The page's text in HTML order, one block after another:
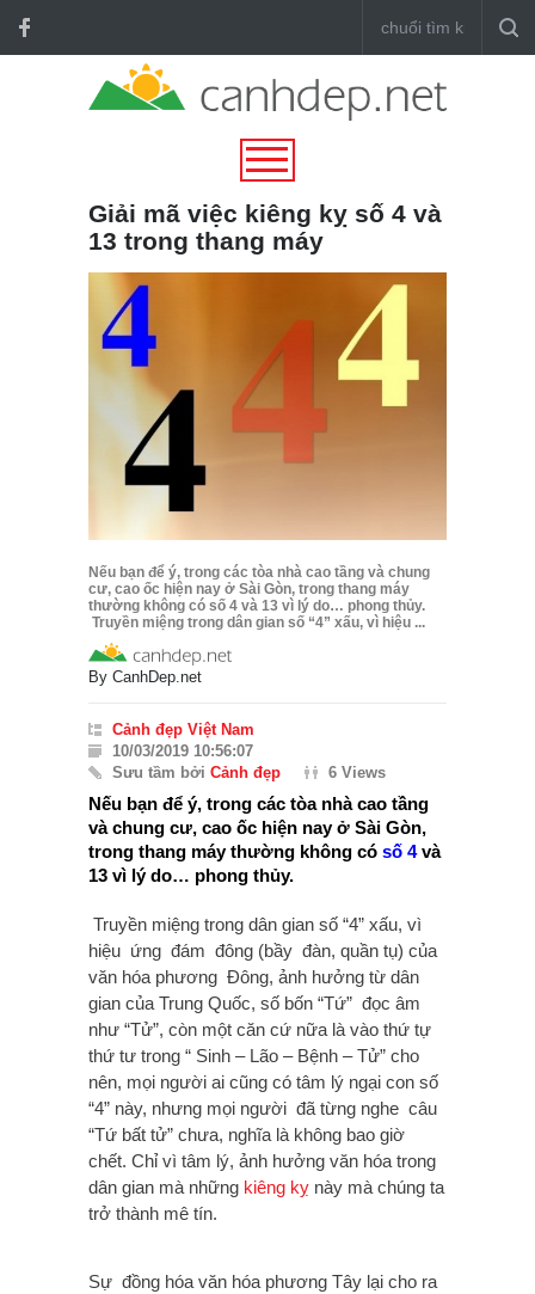
Giải mã việc kiêng kỵ số 4 và
13 trong thang máy
Nếu bạn để ý, trong các tòa nhà cao tầng và chung
cư, cao ốc hiện nay ở Sài Gòn, trong thang máy
thường không có số 4 và 13 vì lý do… phong thủy.
Truyền miệng trong dân gian số “4” xấu, vì hiệu ...
By CanhDep.net
Cảnh đẹp Việt Nam
10/03/2019 10:56:07
Sưu tầm bởi Cảnh đẹp 6 Views
Nếu bạn để ý, trong các tòa nhà cao tầng
và chung cư, cao ốc hiện nay ở Sài Gòn,
trong thang máy thường không có số 4và
13 vì lý do… phong thủy.
Truyền miệng trong dân gian số “4” xấu, vì
hiệu ứng đám đông (bầy đàn, quần tụ) của
văn hóa phương Đông, ảnh hưởng từ dân
gian của Trung Quốc, số bốn “Tứ” đọc âm
như “Tử”, còn một căn cứ nữa là vào thứ tự
thứ tư trong “ Sinh – Lão – Bệnh – Tử” cho
nên, mọi người ai cũng có tâm lý ngại con số
“4” này, nhưng mọi người đã từng nghe câu
“Tứ bất tử” chưa, nghĩa là không bao giờ
chết. Chỉ vì tâm lý, ảnh hưởng văn hóa trong
dân gian mà những kiêng kỵ này mà chúng ta
trở thành mê tín.
Sự đồng hóa văn hóa phương Tây lại cho ra